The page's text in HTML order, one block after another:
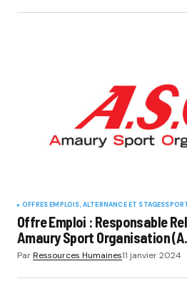
OFFRES EMPLOIS, ALTERNANCE ET STAGES
Offre Emploi : Responsable
Amaury Sport Organisation
ParRessources Humaines11 janvier 2024